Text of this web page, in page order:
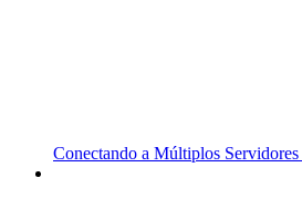
Conectando a Múltiplos